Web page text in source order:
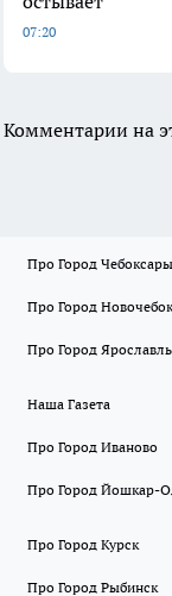
07:20
Комментарии на
Про Город Чебоксары
Про Город
Про Город Ярославль
Наша Газета
Про Город Иваново
Про Город Йошкар-
Про Город Курск
Про Город Рыбинск